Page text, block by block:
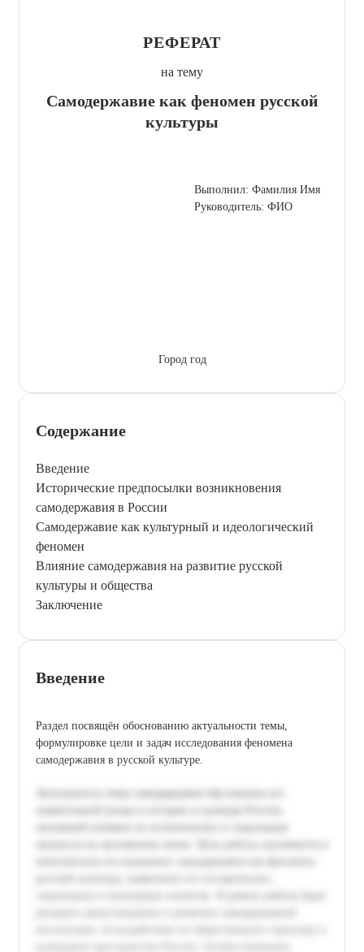
РЕФЕРАТ
на тему
Самодержавие как феномен русской
культуры
Выполнил: Фамилия Имя
Руководитель: ФИО
Город год
Содержание
Введение
Исторические предпосылки возникновения
самодержавия в России
Самодержавие как культурный и идеологический
феномен
Влияние самодержавия на развитие русской
культуры и общества
Заключение
Введение
Раздел посвящён обоснованию актуальности темы,
формулировке цели и задач исследования феномена
самодержавия в русской культуре.